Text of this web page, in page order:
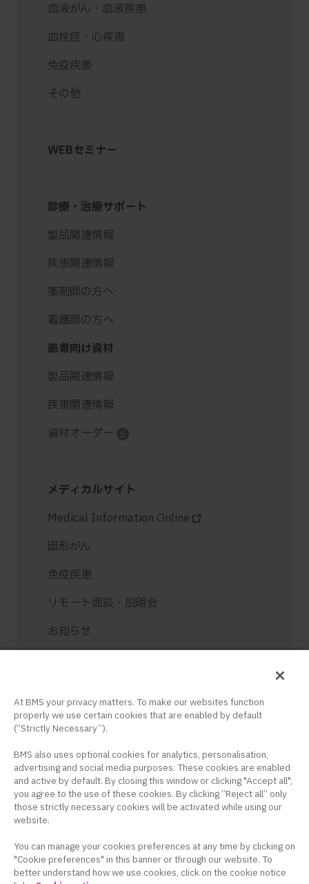
血液がん・血液疾患
血栓症・心疾患
免疫疾患
その他
WEBセミナー
診療・治療サポート
製品関連情報
疾患関連情報
薬剤師の方へ
看護師の方へ
患者向け資材
製品関連情報
疾患関連情報
資材オーダー
メディカルサイト
Medical Information Online
固形がん
免疫疾患
リモート面談・説明会
お知らせ
コーポレートサイト ｜サイトマップ｜プラ
イバシーポリシー
｜クッキー設定｜サイト
このサイトは、日本国内の医療関係者の方を対象に
ブリストル・マイヤーズ スクイブ株式会社の医療用
At BMS your privacy matters. To make our websites function
properly we use certain cookies that are enabled by default
(“Strictly Necessary”).
BMS also uses optional cookies for analytics, personalisation,
advertising and social media purposes. These cookies are enabled
and active by default. By closing this window or clicking "Accept all",
you agree to the use of these cookies. By clicking “Reject all” only
those strictly necessary cookies will be activated while using our
website.
You can manage your cookies preferences at any time by clicking on
"Cookie preferences" in this banner or through our website. To
better understand how we use cookies, click on the cookie notice